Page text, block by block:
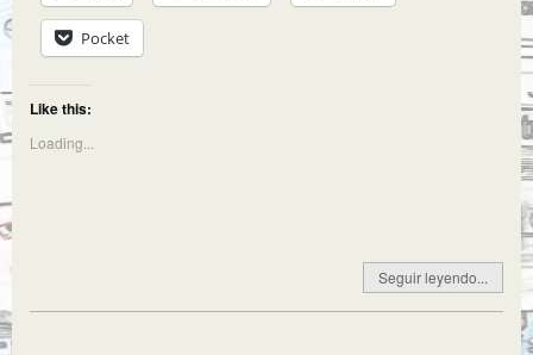
Pocket
Like this:
Loading...
Seguir leyendo...